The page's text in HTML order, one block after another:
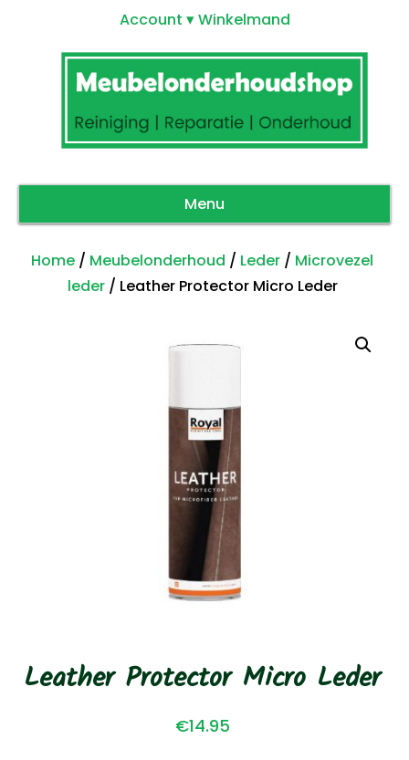
Account Winkelmand
Menu
Home / Meubelonderhoud / Leder / Microvezel
leder/ Leather Protector Micro Leder
Leather Protector Micro Leder
€14.95